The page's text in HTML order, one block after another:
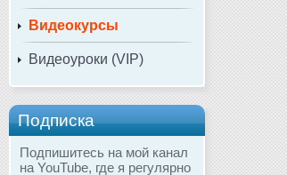
Видеокурсы
Видеоуроки (VIP)
Подписка
Подпишитесь на мой канал
на YouTube, где я регулярно